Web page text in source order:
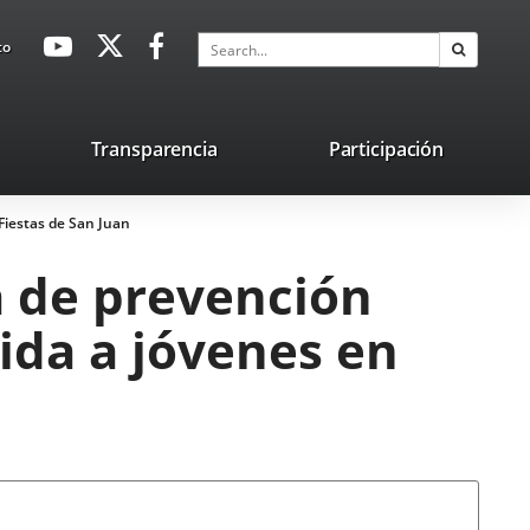
avaHeaderSocial
Link
Link
application.
application.
Search
Transparencia Participación
de San Juan
prevención
a jóvenes en